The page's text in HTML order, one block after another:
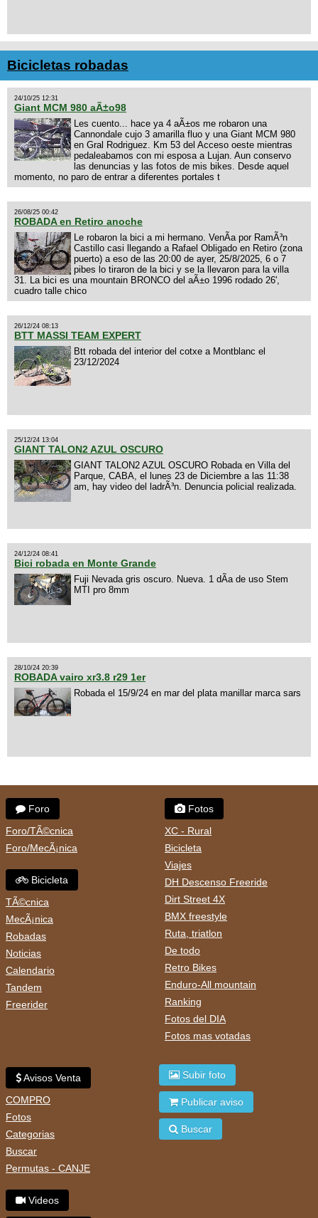
Bicicletas robadas
24/10/25 12:31
Giant MCM 980 aÃ±o98
Les cuento... hace ya 4 aÃ±os me robaron una
Cannondale cujo 3 amarilla fluo y una Giant MCM 980
en Gral Rodriguez. Km 53 del Acceso oeste mientras
pedaleabamos con mi esposa a Lujan. Aun conservo
las denuncias y las fotos de mis bikes. Desde aquel
momento, no paro de entrar a diferentes portales t
26/08/25 00:42
ROBADA en Retiro anoche
Le robaron la bici a mi hermano. VenÃ­a por RamÃ³n
Castillo casi llegando a Rafael Obligado en Retiro (zona
puerto) a eso de las 20:00 de ayer, 25/8/2025, 6 o 7
pibes lo tiraron de la bici y se la llevaron para la villa
31. La bici es una mountain BRONCO del aÃ±o 1996 rodado 26',
cuadro talle chico
26/12/24 08:13
BTT MASSI TEAM EXPERT
Btt robada del interior del cotxe a Montblanc el
23/12/2024
25/12/24 13:04
GIANT TALON2 AZUL OSCURO
GIANT TALON2 AZUL OSCURO Robada en Villa del
Parque, CABA, el lunes 23 de Diciembre a las 11:38
am, hay video del ladrÃ³n. Denuncia policial realizada.
24/12/24 08:41
Bici robada en Monte Grande
Fuji Nevada gris oscuro. Nueva. 1 dÃ­a de uso Stem
MTI pro 8mm
28/10/24 20:39
ROBADA vairo xr3.8 r29 1er
Robada el 15/9/24 en mar del plata manillar marca sars
Foro
Foro/TÃ©cnica
Foro/MecÃ¡nica
Bicicleta
TÃ©cnica
MecÃ¡nica
Robadas
Noticias
Calendario
Tandem
Freerider
Fotos
XC - Rural
Bicicleta
Viajes
DH Descenso Freeride
Dirt Street 4X
BMX freestyle
Ruta, triatlon
De todo
Retro Bikes
Enduro-All mountain
Ranking
Fotos del DIA
Fotos mas votadas
Avisos Venta
COMPRO
Fotos
Categorias
Buscar
Permutas - CANJE
Videos
Subir foto
Publicar aviso
Buscar